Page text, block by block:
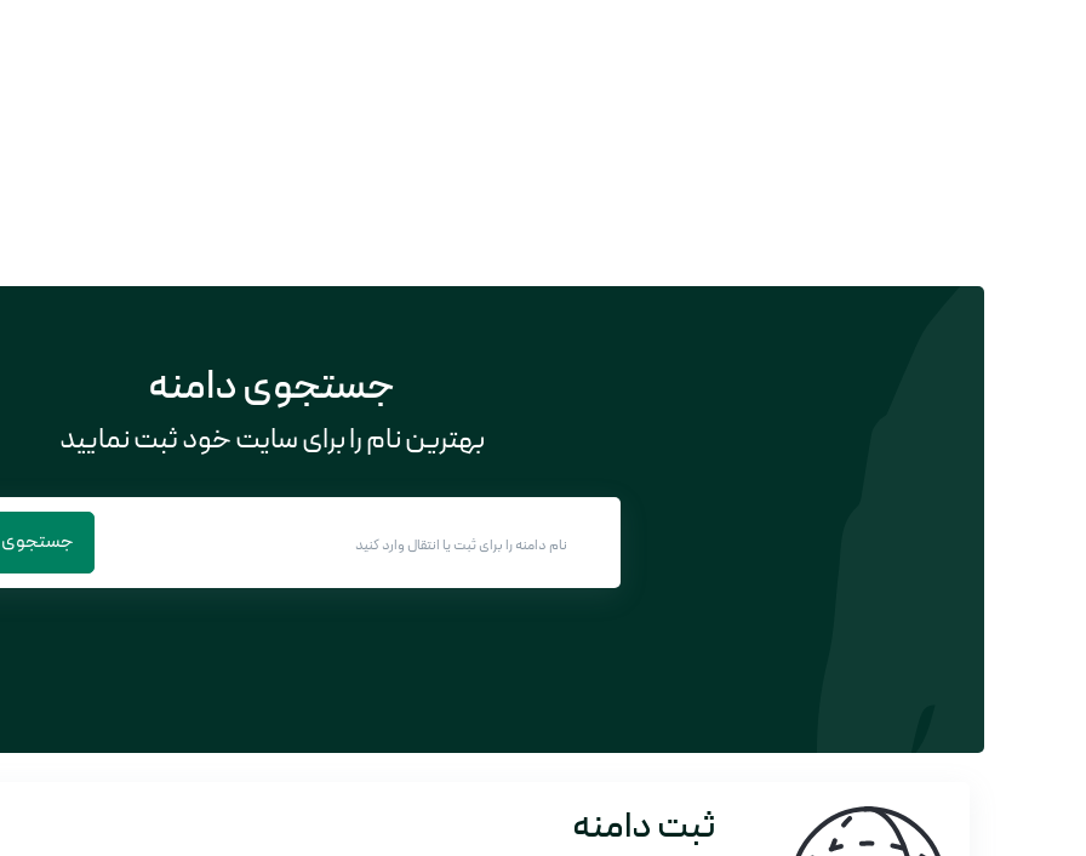
جستجوی دامنه
بهترین نام را برای سایت خود ثبت نمایید
جستجوی
ثبت دامنه